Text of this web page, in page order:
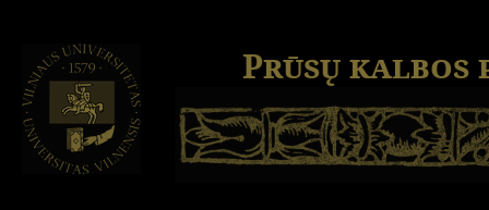
Prūsų kalbos